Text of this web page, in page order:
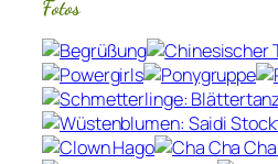
Fotos